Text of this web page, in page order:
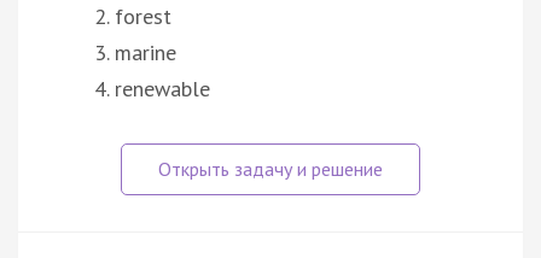
forest
marine
renewable